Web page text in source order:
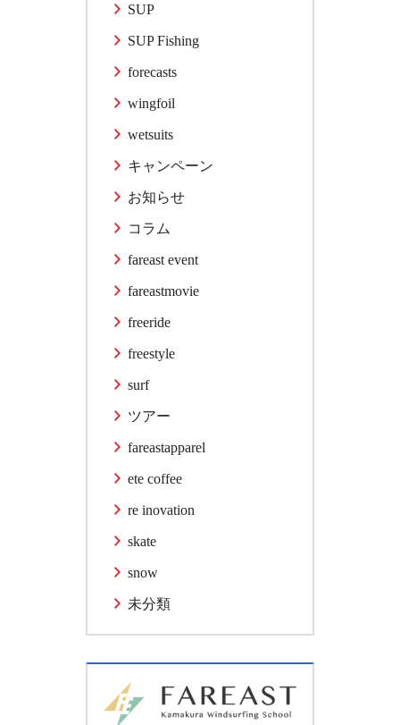
SUP
SUP Fishing
forecasts
wingfoil
wetsuits
キャンペーン
お知らせ
コラム
fareast event
fareastmovie
freeride
freestyle
surf
ツアー
fareastapparel
ete coffee
re inovation
skate
snow
未分類